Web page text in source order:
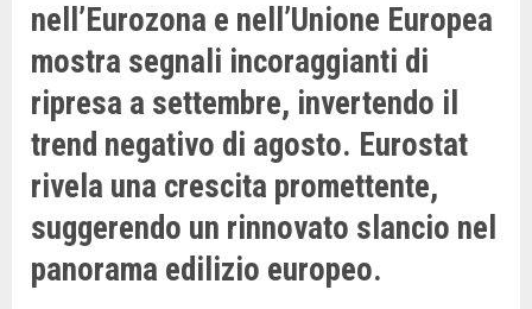
nell’Eurozona e nell’Unione Europea
mostra segnali incoraggianti di
ripresa a settembre, invertendo il
trend negativo di agosto. Eurostat
rivela una crescita promettente,
suggerendo un rinnovato slancio nel
panorama edilizio europeo.